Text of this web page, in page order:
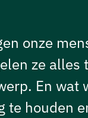
onze
ze alles
En wat
te houden